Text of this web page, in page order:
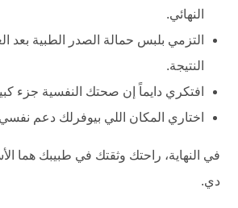
النهائي.
التزمي بلبس حمالة الصدر الطبية بعد
النتيجة.
افتكري دايماً إن صحتك النفسية جزء
اختاري المكان اللي بيوفرلك دعم
في النهاية، راحتك وثقتك في طبيبك هما
دي.